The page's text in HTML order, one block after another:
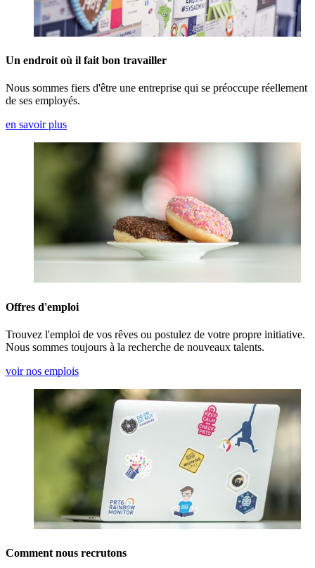
Un endroit où il fait bon travailler
Nous sommes fiers d'être une entreprise qui se préoccupe réellement
de ses employés.
en savoir plus
Offres d'emploi
Trouvez l'emploi de vos rêves ou postulez de votre propre initiative.
Nous sommes toujours à la recherche de nouveaux talents.
voir nos emplois
Comment nous recrutons